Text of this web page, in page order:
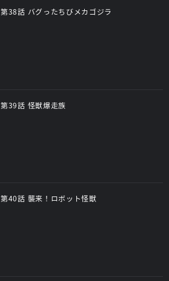
第38話 バグったちびメカゴジラ
第39話 怪獣爆走族
第40話 襲来！ロボット怪獣